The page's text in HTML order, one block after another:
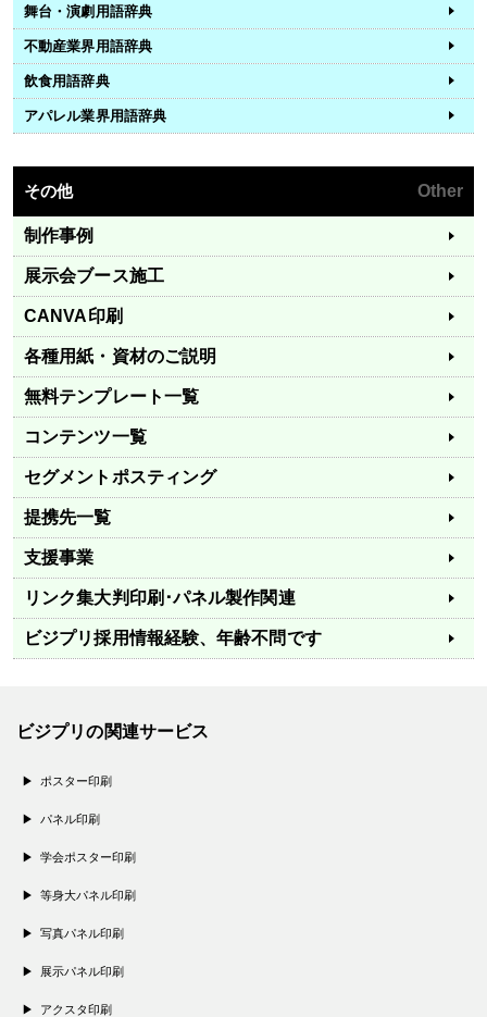
舞台・演劇用語辞典
不動産業界用語辞典
飲食用語辞典
アパレル業界用語辞典
その他 Other
制作事例
展示会ブース施工
CANVA印刷
各種用紙・資材のご説明
無料テンプレート一覧
コンテンツ一覧
セグメントポスティング
提携先一覧
支援事業
リンク集大判印刷･パネル製作関連
ビジプリ採用情報経験、年齢不問です
ビジプリの関連サービス
ポスター印刷
パネル印刷
学会ポスター印刷
等身大パネル印刷
写真パネル印刷
展示パネル印刷
アクスタ印刷